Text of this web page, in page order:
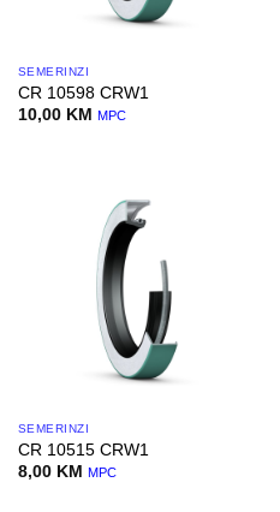
SEMERINZI
CR 10598 CRW1
10,00 KM MPC
SEMERINZI
CR 10515 CRW1
8,00 KM MPC